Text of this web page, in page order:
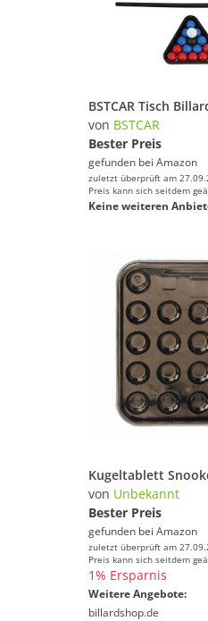
von BSTCAR
Bester Preis
gefunden bei Amazon
zuletzt überprüft am
Preis kann sich seitdem
Keine weiteren
von Unbekannt
Bester Preis
gefunden bei Amazon
zuletzt überprüft am
Preis kann sich seitdem
1% Ersparnis
Weitere Angebote:
billardshop.de